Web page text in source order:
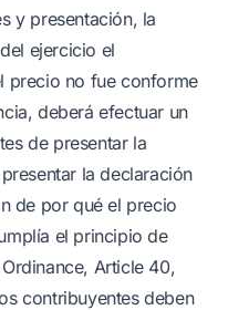
y presentación, la
ejercicio el
precio no fue conforme
deberá efectuar un
de presentar la
la declaración
de por qué el precio
el principio de
Article 40,
contribuyentes deben